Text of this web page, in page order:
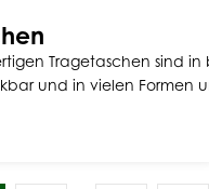
Tragetaschen sind in
und in vielen Formen